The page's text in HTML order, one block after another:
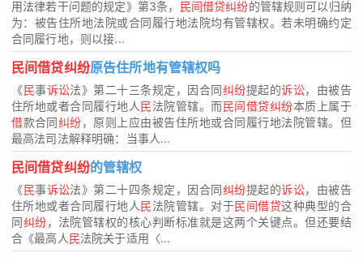
用法律若干问题的规定》第3条， 民间借贷纠纷的管辖规则可以归纳
为：被告住所地法院或合同履行地法院均有管辖权。若未明确约定
合同履行地，则以接...
民间借贷纠纷原告住所地有管辖权吗
《民事诉讼法》第二十三条规定，因合同纠纷提起的诉讼，由被告
住所地或者合同履行地人民法院管辖。而民间借贷纠纷本质上属于
借款合同纠纷，原则上应由被告住所地或合同履行地法院管辖。但
最高法司法解释明确：当事人...
民间借贷纠纷的管辖权
《民事诉讼法》第二十四条规定，因合同纠纷提起的诉讼，由被告
住所地或者合同履行地人民法院管辖。对于民间借贷这种典型的合
同纠纷，法院管辖权的核心判断标准就是这两个关键点。但还要结
合《最高人民法院关于适用〈...